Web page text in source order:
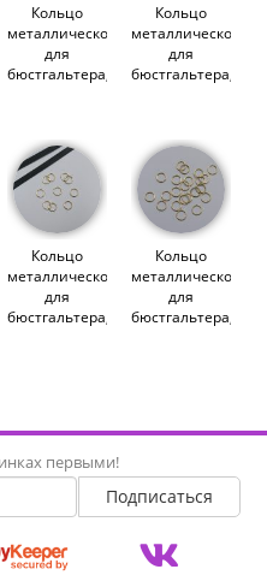
Кольцо
металлическое
для
бюстгальтера,
Кольцо
металлическое
для
бюстгальтера,
Кольцо
металлическое
для
бюстгальтера,
Кольцо
металлическое
для
бюстгальтера,
первыми!